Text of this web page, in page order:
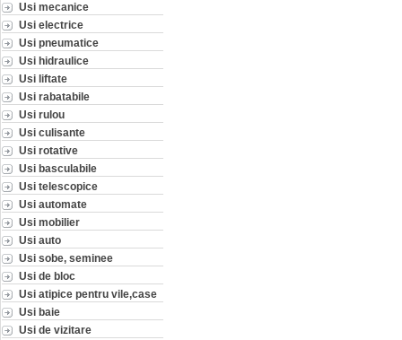
Usi mecanice
Usi electrice
Usi pneumatice
Usi hidraulice
Usi liftate
Usi rabatabile
Usi rulou
Usi culisante
Usi rotative
Usi basculabile
Usi telescopice
Usi automate
Usi mobilier
Usi auto
Usi sobe, seminee
Usi de bloc
Usi atipice pentru vile,case
Usi baie
Usi de vizitare